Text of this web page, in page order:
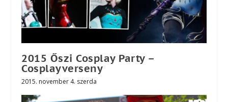
2015 Őszi Cosplay Party –
Cosplayverseny
2015. november 4. szerda